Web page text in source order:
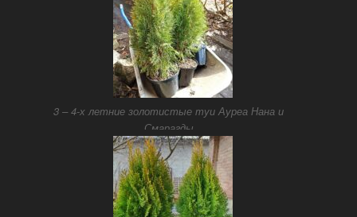
3 – 4-х летние золотистые туи Ауреа Нана и
Смарагды